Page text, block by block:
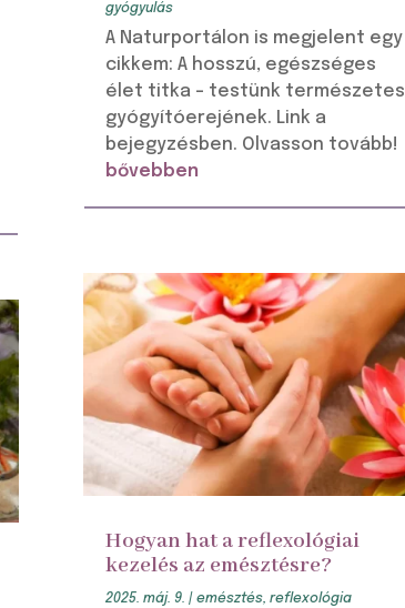
gyógyulás
A Naturportálon is megjelent egy
cikkem: A hosszú, egészséges
élet titka – testünk természetes
gyógyítóerejének. Link a
bejegyzésben. Olvasson tovább!
bővebben
Hogyan hat a reflexológiai
kezelés az emésztésre?
2025. máj. 9. | emésztés, reflexológia